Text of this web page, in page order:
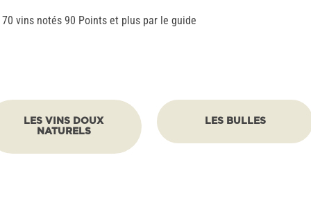
vins notés 90 Points et plus par le guide
LES VINS DOUX
NATURELS
LES BULLES